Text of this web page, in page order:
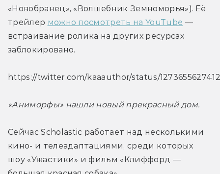
«Новобранец», «Волшебник Земноморья»). Её
трейлер можно посмотреть на YouTube —
встраивание ролика на других ресурсах
заблокировано.
https://twitter.com/kaaauthor/status/
«Аниморфы» нашли новый прекрасный дом.
Сейчас Scholastic работает над несколькими
кино- и телеадаптациями, среди которых
шоу «Ужастики» и фильм «Клиффорд —